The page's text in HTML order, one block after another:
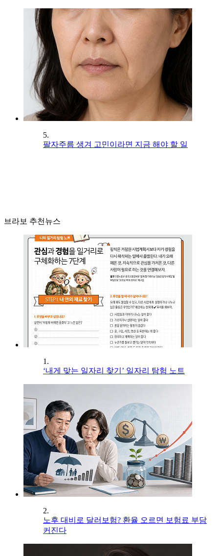
5.
팔자주름 생겨 고민이라면 지금 해야 할 일
브라보 추천뉴스
1.
‘내게 맞는 일자리 찾기’ 일자리 탐험 노트
2.
노후 대비로 달러보험? 환율 오르면 보험료 부담
커진다